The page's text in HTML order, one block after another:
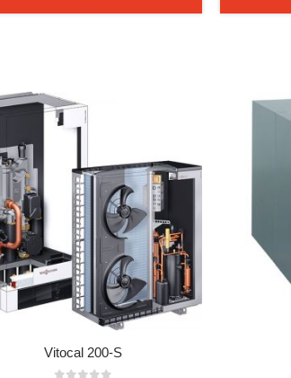
Vitocal 200-S